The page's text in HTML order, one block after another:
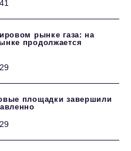
рынке газа: на
продолжается
площадки завершили